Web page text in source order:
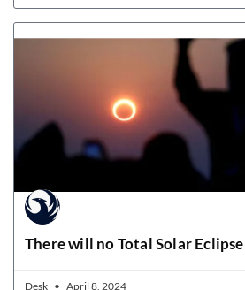
There will no Total Solar
Desk April 8, 2024